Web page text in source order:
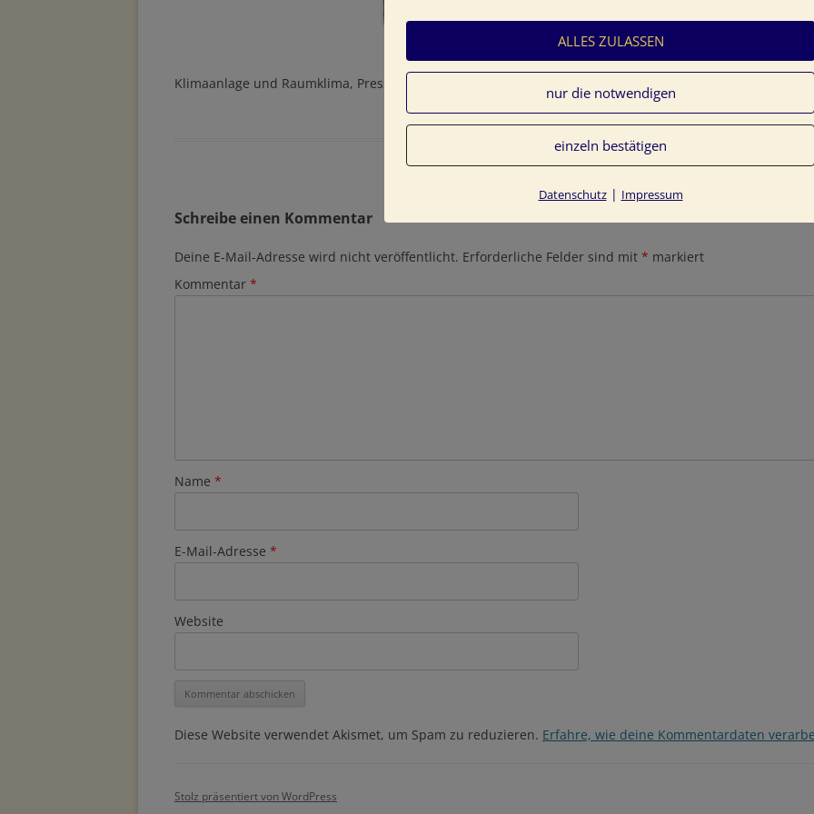
Klimaanlage-raumklima-daikin-12_Anwendungsbild_FXZQ-A
Klimaanlage und Raumklima, Pressefoto Daikin
Schreibe einen Kommentar
Deine E-Mail-Adresse wird nicht veröffentlicht. Erforderliche Felder sind mit * markiert
Kommentar *
Name *
E-Mail-Adresse *
Website
Diese Website verwendet Akismet, um Spam zu reduzieren. Erfahre, wie deine Kommentardaten
Stolz präsentiert von WordPress
ALLES ZULASSEN
nur die notwendigen
einzeln bestätigen
Datenschutz| Impressum